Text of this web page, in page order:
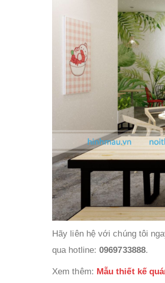
Hãy liên hệ với chúng tôi
qua hotline:0969733888.
Xem thêm: Mẫu thiết kế